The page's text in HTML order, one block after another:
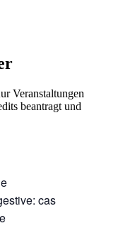
Veranstaltungen
beantragt und
cas